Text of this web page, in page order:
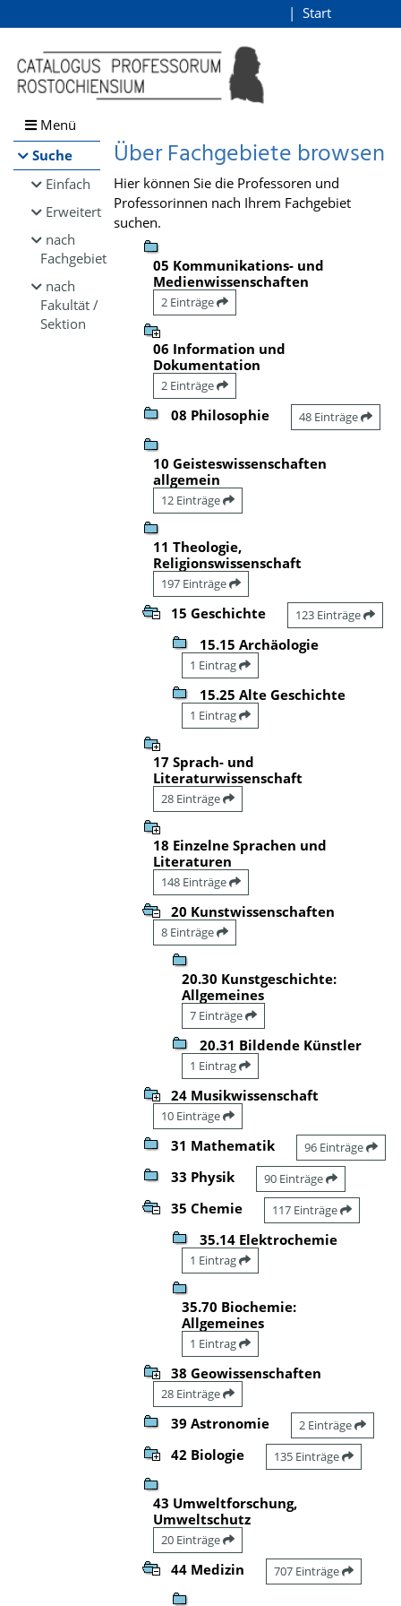
Browsen
direkt zum Inhalt
Start
Menü
Suche
Einfach
Erweitert
nach
Fachgebiet
nach
Fakultät /
Sektion
Über Fachgebiete browsen
Hier können Sie die Professoren und
Professorinnen nach Ihrem Fachgebiet
suchen.
05 Kommunikations- und
Medienwissenschaften
2 Einträge
06 Information und
Dokumentation
2 Einträge
08 Philosophie 48 Einträge
10 Geisteswissenschaften
allgemein
12 Einträge
11 Theologie,
Religionswissenschaft
197 Einträge
15 Geschichte 123 Einträge
15.15 Archäologie
1 Eintrag
15.25 Alte Geschichte
1 Eintrag
17 Sprach- und
Literaturwissenschaft
28 Einträge
18 Einzelne Sprachen und
Literaturen
148 Einträge
20 Kunstwissenschaften
8 Einträge
20.30 Kunstgeschichte:
Allgemeines
7 Einträge
20.31 Bildende Künstler
1 Eintrag
24 Musikwissenschaft
10 Einträge
31 Mathematik 96 Einträge
33 Physik 90 Einträge
35 Chemie 117 Einträge
35.14 Elektrochemie
1 Eintrag
35.70 Biochemie:
Allgemeines
1 Eintrag
38 Geowissenschaften
28 Einträge
39 Astronomie 2 Einträge
42 Biologie 135 Einträge
43 Umweltforschung,
Umweltschutz
20 Einträge
44 Medizin 707 Einträge